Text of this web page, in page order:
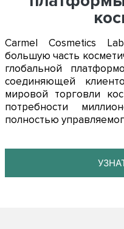
Carmel Cosmetics
большую часть
глобальной
соединяющей
мировой торговли
потребности
полностью